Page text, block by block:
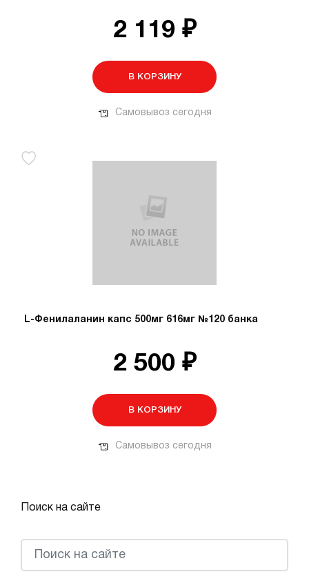
2 119 ₽
В КОРЗИНУ
Самовывоз сегодня
L-Фенилаланин капс 500мг 616мг №120 банка
2 500 ₽
В КОРЗИНУ
Самовывоз сегодня
Поиск на сайте